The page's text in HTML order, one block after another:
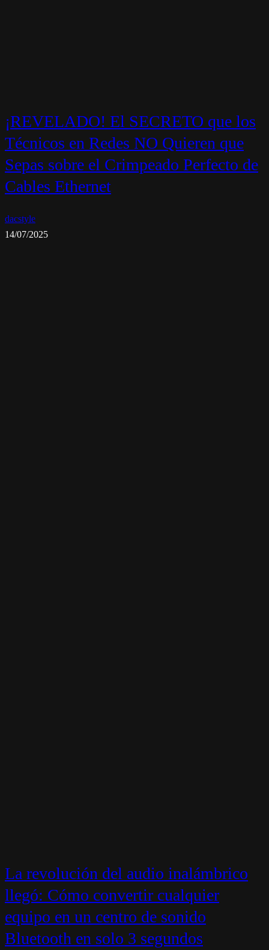
¡REVELADO! El SECRETO que los
Técnicos en Redes NO Quieren que
Sepas sobre el Crimpeado Perfecto de
Cables Ethernet
dacstyle
14/07/2025
La revolución del audio inalámbrico
llegó: Cómo convertir cualquier
equipo en un centro de sonido
Bluetooth en solo 3 segundos